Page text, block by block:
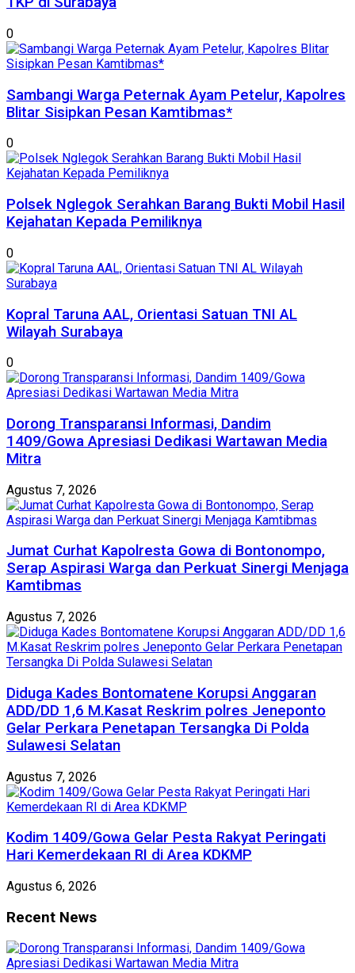
0
Sambangi Warga Peternak Ayam Petelur, Kapolres
Blitar Sisipkan Pesan Kamtibmas*
0
Polsek Nglegok Serahkan Barang Bukti Mobil Hasil
Kejahatan Kepada Pemiliknya
0
Kopral Taruna AAL, Orientasi Satuan TNI AL
Wilayah Surabaya
0
Dorong Transparansi Informasi, Dandim
1409/Gowa Apresiasi Dedikasi Wartawan Media
Mitra
Agustus 7, 2026
Jumat Curhat Kapolresta Gowa di Bontonompo,
Serap Aspirasi Warga dan Perkuat Sinergi Menjaga
Kamtibmas
Agustus 7, 2026
Diduga Kades Bontomatene Korupsi Anggaran
ADD/DD 1,6 M.Kasat Reskrim polres Jeneponto
Gelar Perkara Penetapan Tersangka Di Polda
Sulawesi Selatan
Agustus 7, 2026
Kodim 1409/Gowa Gelar Pesta Rakyat Peringati
Hari Kemerdekaan RI di Area KDKMP
Agustus 6, 2026
Recent News